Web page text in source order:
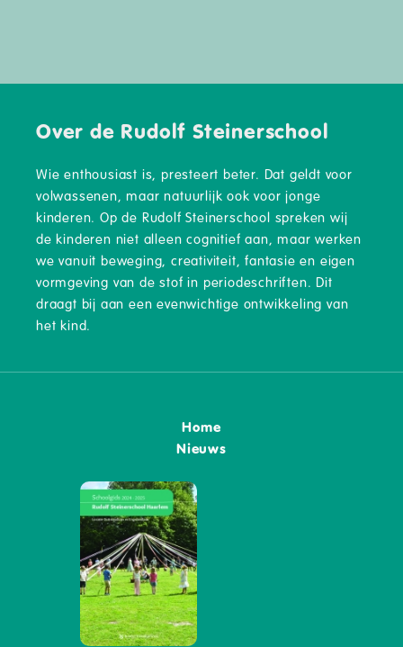
Over de Rudolf Steinerschool
Wie enthousiast is, presteert beter. Dat geldt voor
volwassenen, maar natuurlijk ook voor jonge
kinderen. Op de Rudolf Steinerschool spreken wij
de kinderen niet alleen cognitief aan, maar werken
we vanuit beweging, creativiteit, fantasie en eigen
vormgeving van de stof in periodeschriften. Dit
draagt bij aan een evenwichtige ontwikkeling van
het kind.
Home
Nieuws